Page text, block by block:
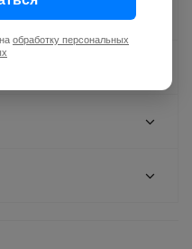
обработку персональных